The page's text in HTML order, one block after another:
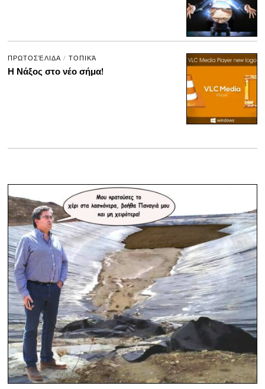
ΠΡΩΤΟΣΈΛΙΔΑ / ΤΟΠΙΚΆ
Η Νάξος στο νέο σήμα!